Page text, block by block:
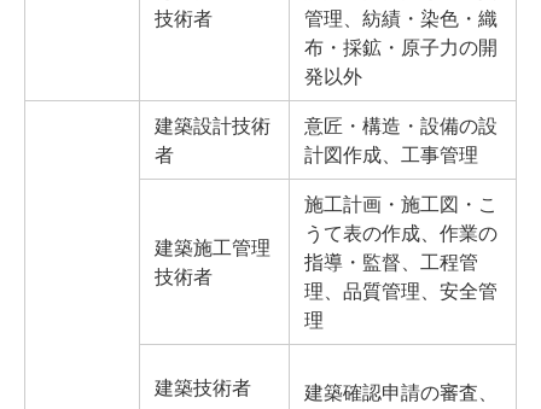
技術者
管理、紡績・染色・織
布・採鉱・原子力の開
発以外
建築設計技術
者
意匠・構造・設備の設
計図作成、工事管理
建築施工管理
技術者
施工計画・施工図・こ
うて表の作成、作業の
指導・監督、工程管
理、品質管理、安全管
理
建築技術者
建築確認申請の審査、